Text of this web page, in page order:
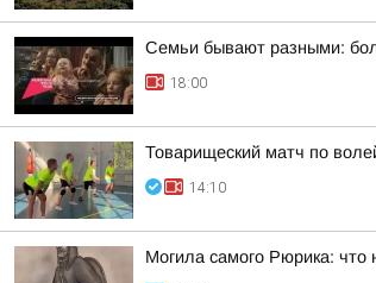
Семьи бывают разными:
18:00
Товарищеский матч по
14:10
Могила самого Рюрика: